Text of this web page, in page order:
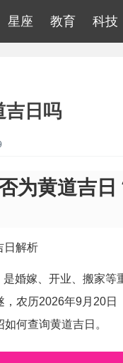
星座 教育 科技
吉日吗
为黄道吉
日解析
婚嫁、开业、搬家
农历2026年9月20
何查询黄道吉日。